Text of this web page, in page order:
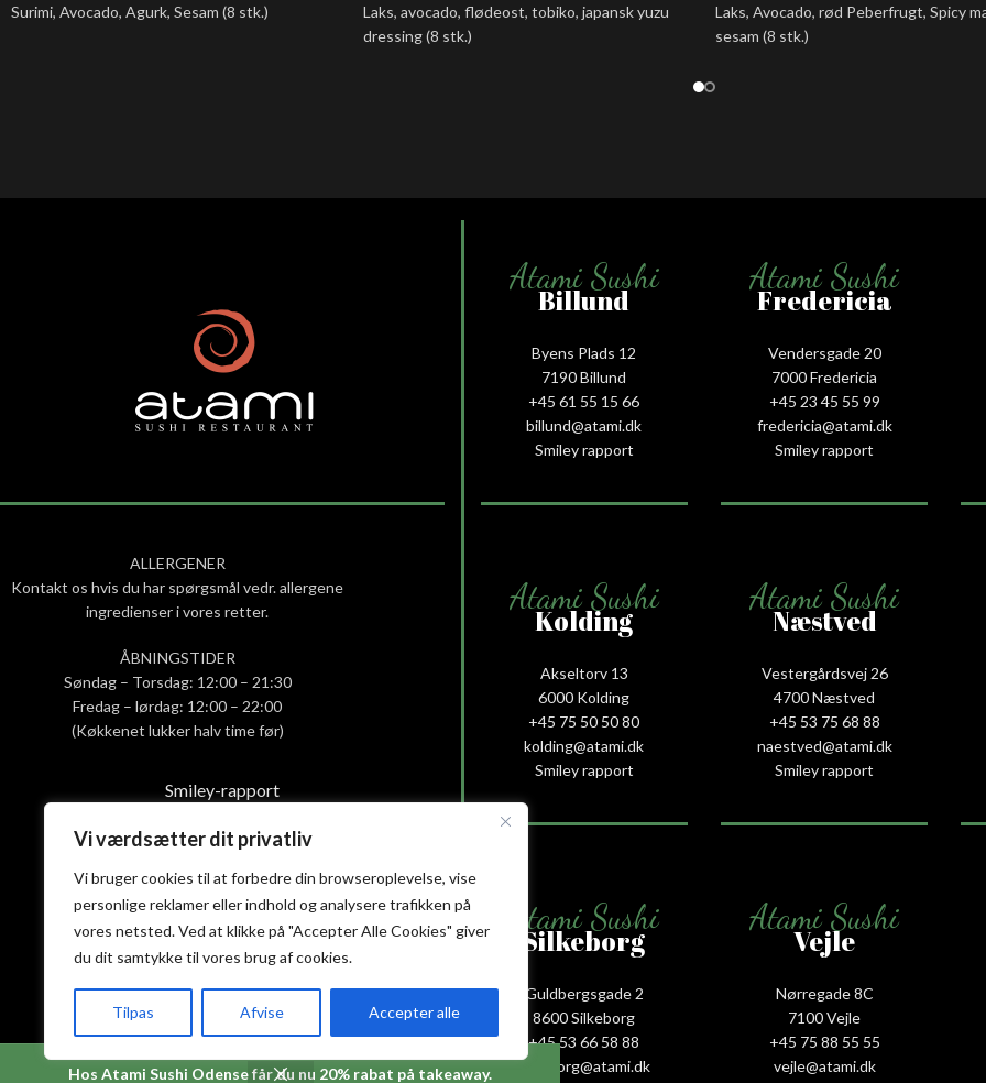
Vi værdsætter dit privatliv
Vi bruger cookies til at forbedre din browseroplevelse, vise
personlige reklamer eller indhold og analysere trafikken på
vores netsted. Ved at klikke på "Accepter Alle Cookies" giver
du dit samtykke til vores brug af cookies.
Tilpas Afvise Accepter alle
Hos Atami Sushi Odense får du nu 20% rabat på takeaway.
Surimi, Avocado, Agurk, Sesam (8 stk.)
Laks, avocado, flødeost, tobiko, japansk yuzu
dressing (8 stk.)
Laks, Avocado, rød Peberfrugt, Spicy
sesam (8 stk.)
ALLERGENER
Kontakt os hvis du har spørgsmål vedr. allergene
ingredienser i vores retter.
ÅBNINGSTIDER
Søndag – Torsdag: 12:00 – 21:30
Fredag – lørdag: 12:00 – 22:00
(Køkkenet lukker halv time før)
Smiley-rapport
Handelsbetingelser
Atami Sushi
Billund
Byens Plads 12
7190 Billund
+45 61 55 15 66‬
billund@atami.dk
Smiley rapport
Atami Sushi
Fredericia
Vendersgade 20
7000 Fredericia
+45 23 45 55 99
fredericia@atami.dk
Smiley rapport
Atami Sushi
Kolding
Akseltorv 13
6000 Kolding
+45 75 50 50 80
kolding@atami.dk
Smiley rapport
Atami Sushi
Næstved
Vestergårdsvej 26
4700 Næstved
+45 53 75 68 88
naestved@atami.dk
Smiley rapport
Atami Sushi
Silkeborg
Guldbergsgade 2
8600 Silkeborg
+45 53 66 58 88
silkeborg@atami.dk
Atami Sushi
Vejle
Nørregade 8C
7100 Vejle
+45 75 88 55 55
vejle@atami.dk